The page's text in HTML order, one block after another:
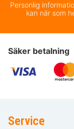
Personlig
kan när som
Säker betalning
Service